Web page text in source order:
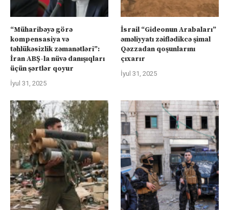
“Müharibəyə görə
kompensasiya və
təhlükəsizlik zəmanətləri”:
İran ABŞ-la nüvə danışıqları
üçün şərtlər qoyur
İyul 31, 2025
İsrail “Gideonun Arabaları”
əməliyyatı zəiflədikcə şimal
Qəzzadan qoşunlarını
çıxarır
İyul 31, 2025